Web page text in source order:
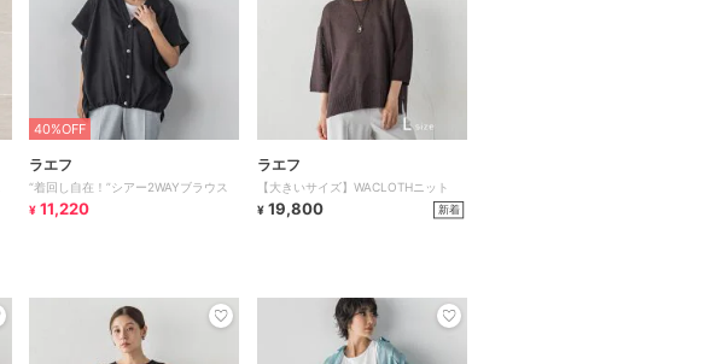
40%OFF
ラエフ
“着回し自在！”シアー2WAYブラウス
¥ 11,220
ラエフ
【大きいサイズ】WACLOTHニット
¥ 19,800 新着